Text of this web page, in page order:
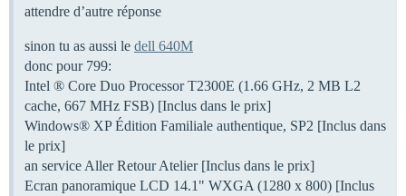
attendre d’autre réponse
sinon tu as aussi le dell 640M
donc pour 799:
Intel ® Core Duo Processor T2300E (1.66 GHz, 2 MB L2
cache, 667 MHz FSB) [Inclus dans le prix]
Windows® XP Édition Familiale authentique, SP2 [Inclus dans
le prix]
an service Aller Retour Atelier [Inclus dans le prix]
Ecran panoramique LCD 14.1" WXGA (1280 x 800) [Inclus